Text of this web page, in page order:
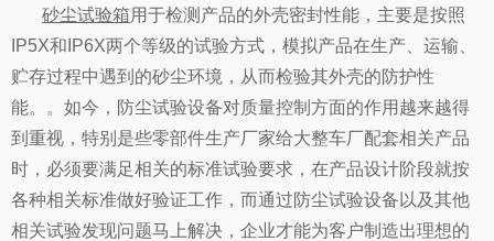
砂尘试验箱用于检测产品的外壳密封性能，主要是按照
IP5X和IP6X两个等级的试验方式，模拟产品在生产、运输、
贮存过程中遇到的砂尘环境，从而检验其外壳的防护性
能。。如今，防尘试验设备对质量控制方面的作用越来越得
到重视，特别是些零部件生产厂家给大整车厂配套相关产品
时，必须要满足相关的标准试验要求，在产品设计阶段就按
各种相关标准做好验证工作，而通过防尘试验设备以及其他
相关试验发现问题马上解决，企业才能为客户制造出理想的